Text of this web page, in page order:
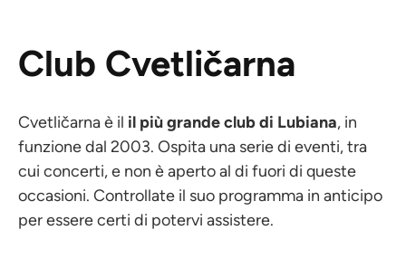
Club Cvetličarna
Cvetličarna è il il più grande club di Lubiana, in
funzione dal 2003. Ospita una serie di eventi, tra
cui concerti, e non è aperto al di fuori di queste
occasioni. Controllate il suo programma in anticipo
per essere certi di potervi assistere.